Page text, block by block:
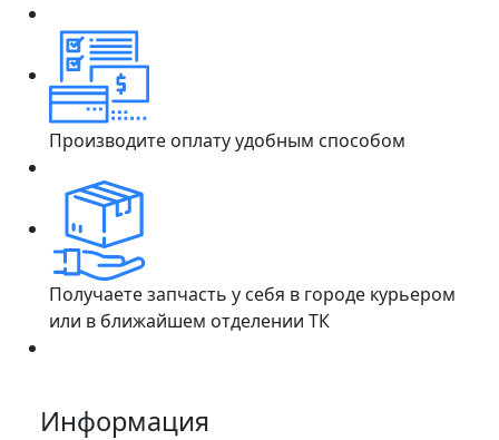
Производите оплату удобным способом
Получаете запчасть у себя в городе курьером
или в ближайшем отделении ТК
Информация